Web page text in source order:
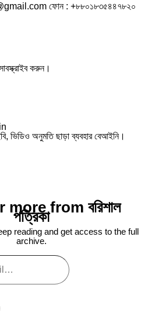
ফোন : +৮৮০১৮৩৫৪৪৭৮২০
করুন।
ভিডিও অনুমতি ছাড়া ব্যবহার বেআইনি।
from বরিশাল
পত্রিকা
reading and get access to the full
archive.